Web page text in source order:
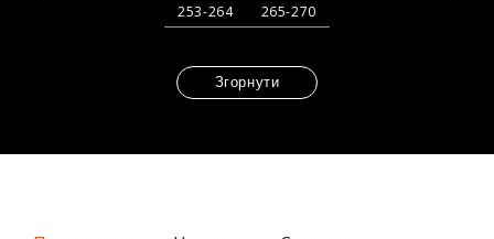
253-264
265-270
Згорнути